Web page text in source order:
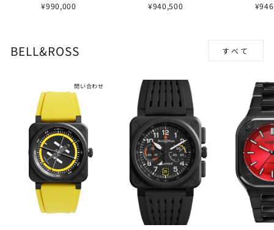
¥990,000 ¥940,500
BELL&ROSS すべて
問い合わせ